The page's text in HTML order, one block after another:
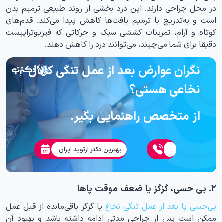
در محل جراحی دارند. این درد بخشی از روند طبیعی ترمیم بدن
است و به‌تدریج با ترمیم بافت‌ها کاهش پیدا می‌کند. قدم‌های
کوتاه و آرام، تمرینات کششی سبک و حرکاتی که فیزیوتراپیست
دقیقا برای شما می‌چیند، می‌توانند درد را کاهش دهند.
نگران عوارض بعد از عمل تنگی کانال
نخاعی هستی؟
از متخصص راهنمایی بگیر.
بهترین دکتر ارتوپد ایران
۲. بی حسی، گزگز یا ضعف موقت پاها
بی‌حسی پا بعد از عمل تنگی نخاع یا گزگز باقی‌مانده از قبل عمل
ممکن است پس از جراحی مدتی ادامه داشته باشد و بهبود آن